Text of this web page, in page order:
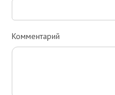
Комментарий